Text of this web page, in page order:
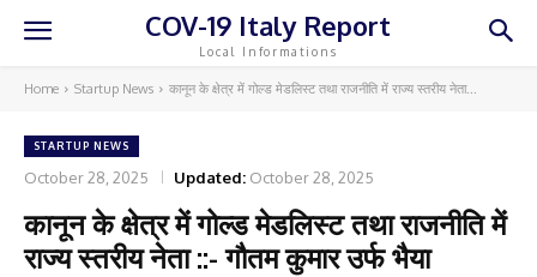
COV-19 Italy Report
Local Informations
Home Startup News कानून के क्षेत्र में गोल्ड मेडलिस्ट तथा राजनीति में राज्य स्तरीय नेता...
STARTUP NEWS
October 28, 2025 Updated: October 28, 2025
कानून के क्षेत्र में गोल्ड मेडलिस्ट तथा राजनीति में
राज्य स्तरीय नेता ::- गौतम कुमार उर्फ भैया